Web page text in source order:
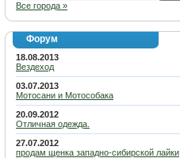
Все города »
Форум
18.08.2013
Вездеход
03.07.2013
Мотосани и Мотособака
20.09.2012
Отличная одежда.
27.07.2012
продам щенка западно-сибирской лайки